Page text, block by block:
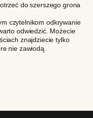
do szerszego grona
czytelnikom odkrywanie
odwiedzić. Możecie
znajdziecie tylko
nie zawiodą.